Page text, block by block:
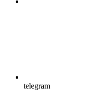
telegram